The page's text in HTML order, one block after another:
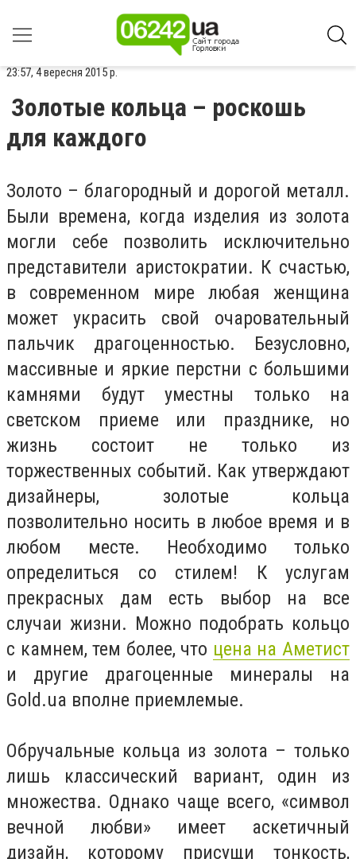
23:57, 4 вересня 2015 р.
Золотые кольца – роскошь
для каждого
Золото – благородный и дорогой металл.
Были времена, когда изделия из золота
могли себе позволить исключительно
представители аристократии. К счастью,
в современном мире любая женщина
может украсить свой очаровательный
пальчик драгоценностью. Безусловно,
массивные и яркие перстни с большими
камнями будут уместны только на
светском приеме или празднике, но
жизнь состоит не только из
торжественных событий. Как утверждают
дизайнеры, золотые кольца
позволительно носить в любое время и в
любом месте. Необходимо только
определиться со стилем! К услугам
прекрасных дам есть выбор на все
случаи жизни. Можно подобрать кольцо
с камнем, тем более, что цена на Аметист
и другие драгоценные минералы на
Gold.ua вполне приемлемые.
Обручальные кольца из золота – только
лишь классический вариант, один из
множества. Однако чаще всего, «символ
вечной любви» имеет аскетичный
дизайн, которому присущи тонкость,